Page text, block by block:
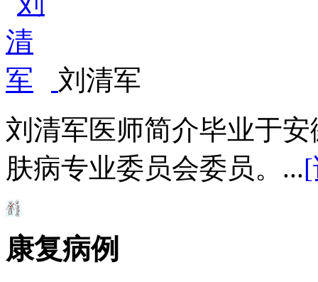
刘清军
刘清军医师简介毕业于
肤病专业委员会委员。...
康复病例